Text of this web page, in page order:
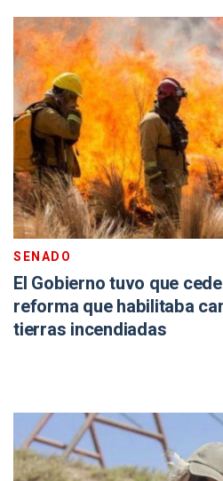
SENADO
El Gobierno tuvo que
reforma que habilitaba
tierras incendiadas